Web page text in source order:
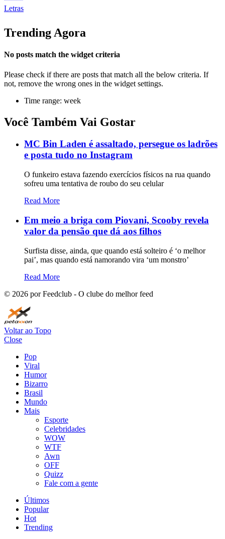
Letras
Trending Agora
No posts match the widget criteria
Please check if there are posts that match all the below criteria. If
not, remove the wrong ones in the widget settings.
Time range: week
Você Também Vai Gostar
MC Bin Laden é assaltado, persegue os ladrões
e posta tudo no Instagram
O funkeiro estava fazendo exercícios físicos na rua quando
sofreu uma tentativa de roubo do seu celular
Read More
Em meio a briga com Piovani, Scooby revela
valor da pensão que dá aos filhos
Surfista disse, ainda, que quando está solteiro é ‘o melhor
pai’, mas quando está namorando vira ‘um monstro’
Read More
© 2026 por Feedclub - O clube do melhor feed
Voltar ao Topo
Close
Pop
Viral
Humor
Bizarro
Brasil
Mundo
Mais
Esporte
Celebridades
WOW
WTF
Awn
OFF
Quizz
Fale com a gente
Últimos
Popular
Hot
Trending